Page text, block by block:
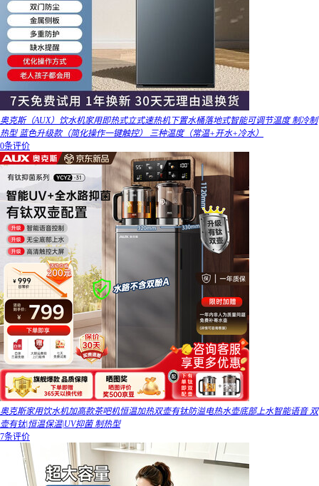
奥克斯（AUX）饮水机家用即热式立式速热机下置水桶落地式智能可调节温度 制冷制
热型 蓝色升级款（简化操作一键触控） 三种温度（常温+开水+冷水）
0条评价
奥克斯家用饮水机加高款茶吧机恒温加热双壶有钛防溢电热水壶底部上水智能语音 双
壶有钛|恒温保温|UV抑菌 制热型
7条评价